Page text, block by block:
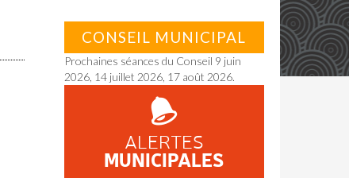
CONSEIL MUNICIPAL
Prochaines séances du Conseil 9 juin
2026, 14 juillet 2026, 17 août 2026.
ALERTES
MUNICIPALES